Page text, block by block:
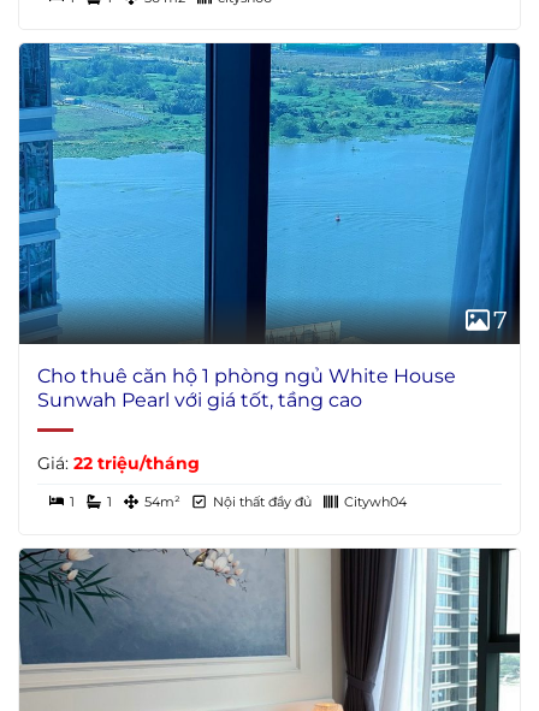
7
Cho thuê căn hộ 1 phòng ngủ White House
Sunwah Pearl với giá tốt, tầng cao
Giá: 22 triệu/tháng
1 1 54m² Nội thất đầy đủ Citywh04